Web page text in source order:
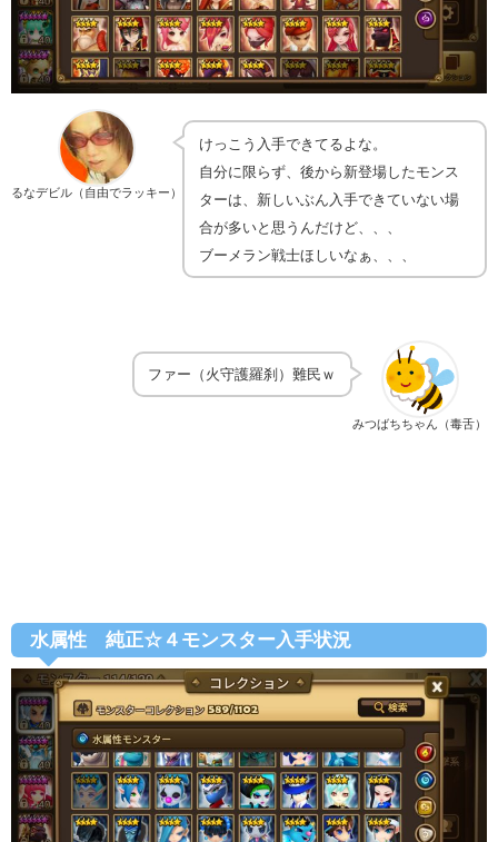
るなデビル（自由でラッキー）
けっこう入手できてるよな。
自分に限らず、後から新登場したモンス
ターは、新しいぶん入手できていない場
合が多いと思うんだけど、、、
ブーメラン戦士ほしいなぁ、、、
みつばちちゃん（毒舌）
ファー（火守護羅刹）難民ｗ
水属性 純正☆４モンスター入手状況